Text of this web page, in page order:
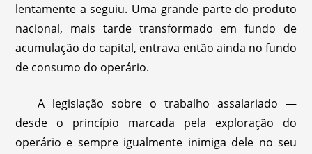
lentamente a seguiu. Uma grande parte do produto
nacional, mais tarde transformado em fundo de
acumulação do capital, entrava então ainda no fundo
de consumo do operário.
A legislação sobre o trabalho assalariado —
desde o princípio marcada pela exploração do
operário e sempre igualmente inimiga dele no seu